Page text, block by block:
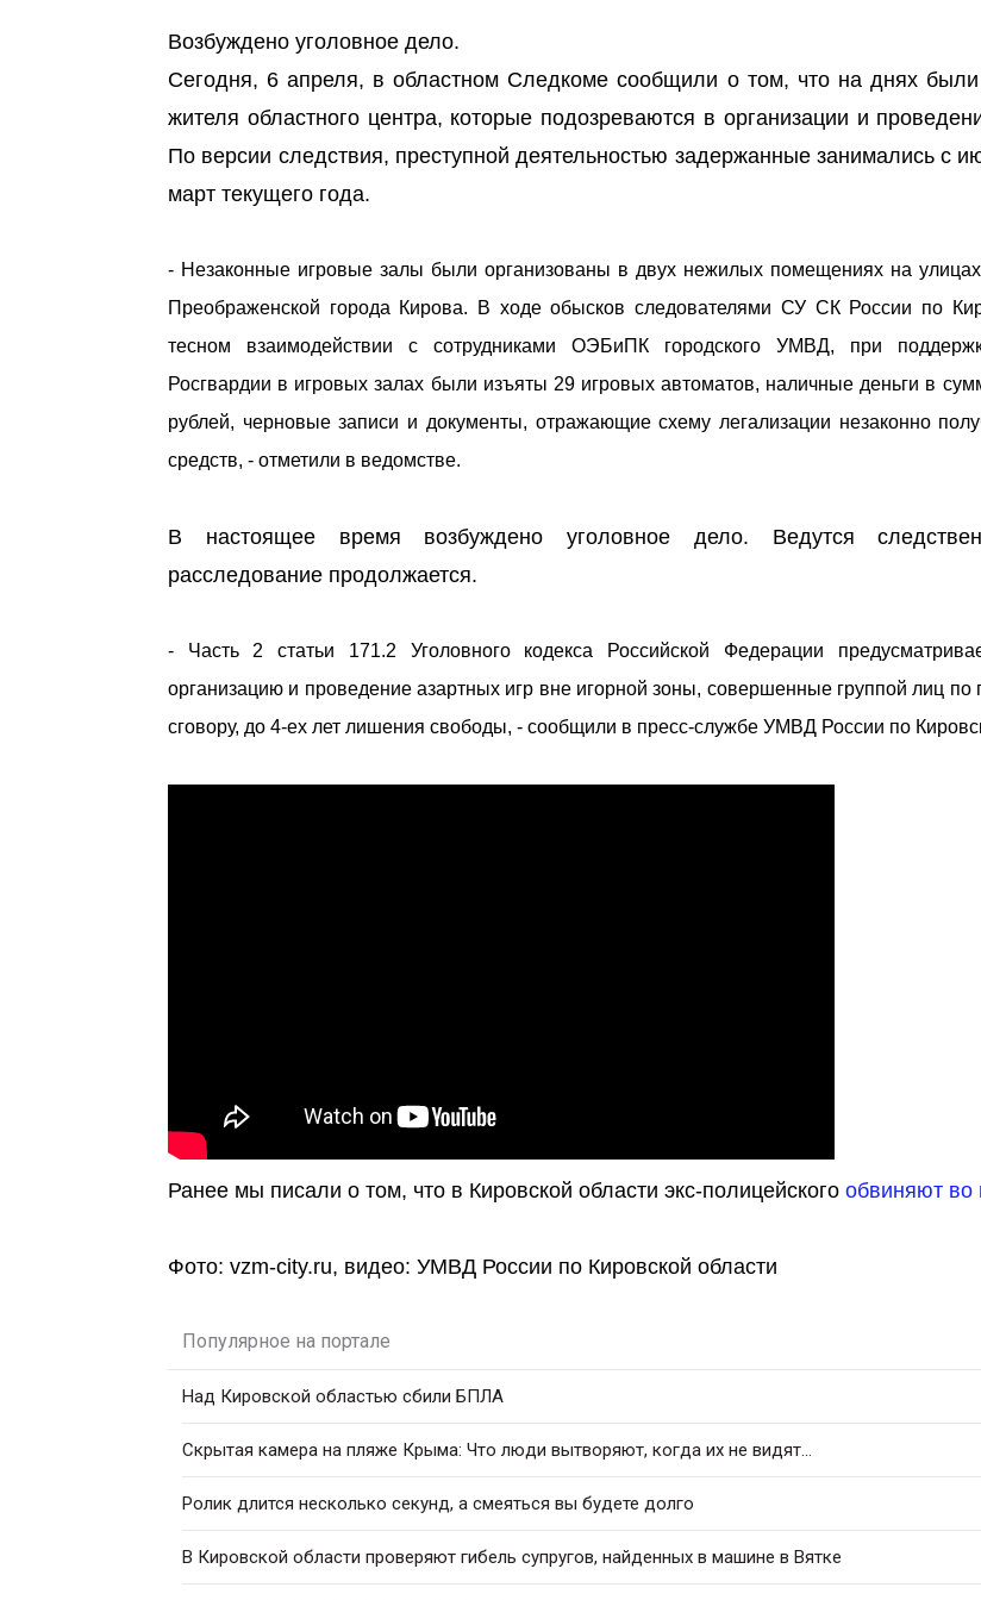
Возбуждено уголовное дело.
Сегодня, 6 апреля, в областном Следкоме сообщили о том, что на днях
жителя областного центра, которые подозреваются в организации и
По версии следствия, преступной деятельностью задержанные занимались с
март текущего года.
- Незаконные игровые залы были организованы в двух нежилых помещениях на
Преображенской города Кирова. В ходе обысков следователями СУ СК России по
тесном взаимодействии с сотрудниками ОЭБиПК городского УМВД, при
Росгвардии в игровых залах были изъяты 29 игровых автоматов, наличные деньги в
рублей, черновые записи и документы, отражающие схему легализации незаконно
средств, - отметили в ведомстве.
В настоящее время возбуждено уголовное дело. Ведутся
расследование продолжается.
- Часть 2 статьи 171.2 Уголовного кодекса Российской Федерации
организацию и проведение азартных игр вне игорной зоны, совершенные группой лиц по
сговору, до 4-ех лет лишения свободы, - сообщили в пресс-службе УМВД России по
Ранее мы писали о том, что в Кировской области экс-полицейского обвиняют во
Фото: vzm-city.ru, видео: УМВД России по Кировской области
Популярное на портале
Над Кировской областью сбили БПЛА
Скрытая камера на пляже Крыма: Что люди вытворяют, когда их не видят...
Ролик длится несколько секунд, а смеяться вы будете долго
В Кировской области проверяют гибель супругов, найденных в машине в Вятке